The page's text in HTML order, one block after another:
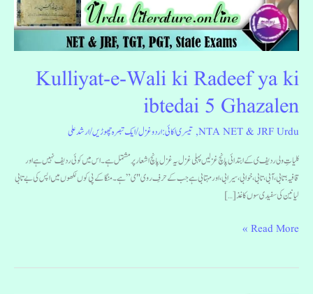
Kulliyat-e-Wali ki Radeef ya ki
ibtedai 5 Ghazalen
NTA NET & JRF Urdu
, تیسری اکائی: اردو غزل/ایک تبصرہ چھوڑیں/ارشد علی
کلیاتِ ولی ردیف ی کے ابتدائی پانچ غزلیں پہلی غزل یہ غزل پانچ اشعار پر مشتمل ہے۔ اس میں کوئی ردیف نہیں ہے اور
قافیہ؛ تابی، آبی، تابی، خوابی، سیرابی، اور مہتابی ہے جب کے حرفِ روی "ی” ہے۔ منگا کے پی کوں لکھوں میں اپس کی بے تابی
لیا نین کی سفیدی سوں کاغذ […]
ibtedai
5
Ghazalen
Read More »